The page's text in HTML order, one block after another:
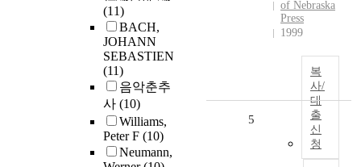
(11)
BACH,
JOHANN
SEBASTIEN
(11)
음악춘추
사 (10)
Williams,
Peter F (10)
Neumann,
of Nebraska
Press
1999
복
사/
대
출
신
청
5